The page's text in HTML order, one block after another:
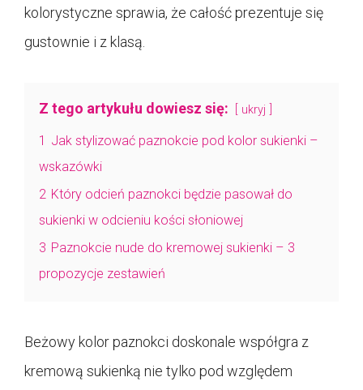
kolorystyczne sprawia, że całość prezentuje się
gustownie i z klasą.
Z tego artykułu dowiesz się: ukryj
1 Jak stylizować paznokcie pod kolor sukienki –
wskazówki
2 Który odcień paznokci będzie pasował do
sukienki w odcieniu kości słoniowej
3 Paznokcie nude do kremowej sukienki – 3
propozycje zestawień
Beżowy kolor paznokci doskonale współgra z
kremową sukienką nie tylko pod względem